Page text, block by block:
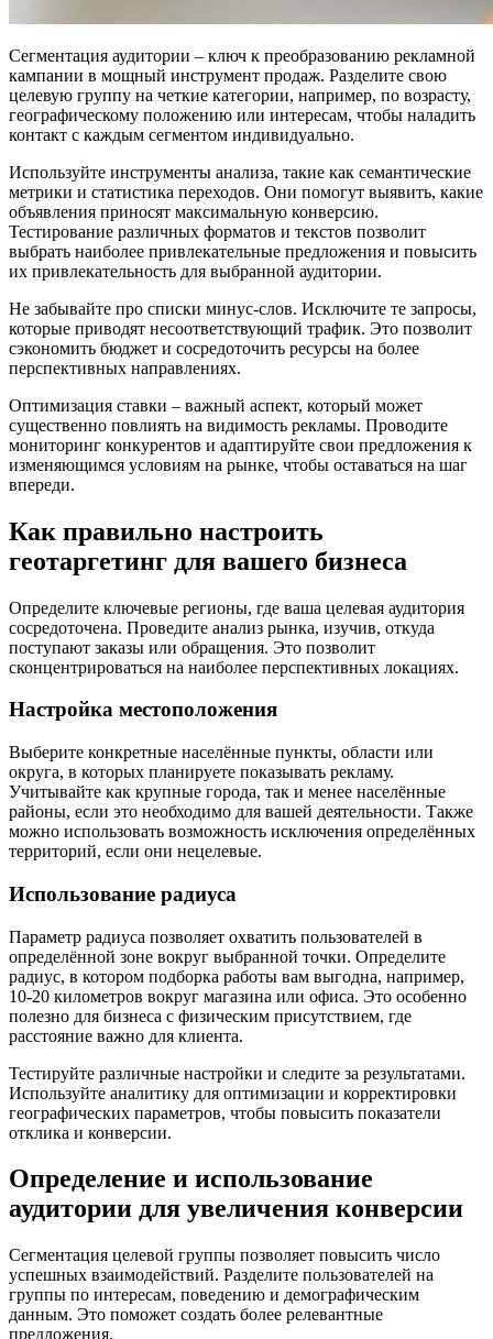
Сегментация аудитории – ключ к преобразованию рекламной
кампании в мощный инструмент продаж. Разделите свою
целевую группу на четкие категории, например, по возрасту,
географическому положению или интересам, чтобы наладить
контакт с каждым сегментом индивидуально.
Используйте инструменты анализа, такие как семантические
метрики и статистика переходов. Они помогут выявить, какие
объявления приносят максимальную конверсию.
Тестирование различных форматов и текстов позволит
выбрать наиболее привлекательные предложения и повысить
их привлекательность для выбранной аудитории.
Не забывайте про списки минус-слов. Исключите те запросы,
которые приводят несоответствующий трафик. Это позволит
сэкономить бюджет и сосредоточить ресурсы на более
перспективных направлениях.
Оптимизация ставки – важный аспект, который может
существенно повлиять на видимость рекламы. Проводите
мониторинг конкурентов и адаптируйте свои предложения к
изменяющимся условиям на рынке, чтобы оставаться на шаг
впереди.
Как правильно настроить
геотаргетинг для вашего бизнеса
Определите ключевые регионы, где ваша целевая аудитория
сосредоточена. Проведите анализ рынка, изучив, откуда
поступают заказы или обращения. Это позволит
сконцентрироваться на наиболее перспективных локациях.
Настройка местоположения
Выберите конкретные населённые пункты, области или
округа, в которых планируете показывать рекламу.
Учитывайте как крупные города, так и менее населённые
районы, если это необходимо для вашей деятельности. Также
можно использовать возможность исключения определённых
территорий, если они нецелевые.
Использование радиуса
Параметр радиуса позволяет охватить пользователей в
определённой зоне вокруг выбранной точки. Определите
радиус, в котором подборка работы вам выгодна, например,
10-20 километров вокруг магазина или офиса. Это особенно
полезно для бизнеса с физическим присутствием, где
расстояние важно для клиента.
Тестируйте различные настройки и следите за результатами.
Используйте аналитику для оптимизации и корректировки
географических параметров, чтобы повысить показатели
отклика и конверсии.
Определение и использование
аудитории для увеличения конверсии
Сегментация целевой группы позволяет повысить число
успешных взаимодействий. Разделите пользователей на
группы по интересам, поведению и демографическим
данным. Это поможет создать более релевантные
предложения.